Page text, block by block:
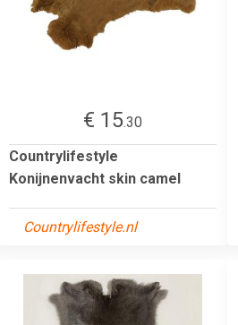
€ 15.30
Countrylifestyle
Konijnenvacht skin camel
Countrylifestyle.nl